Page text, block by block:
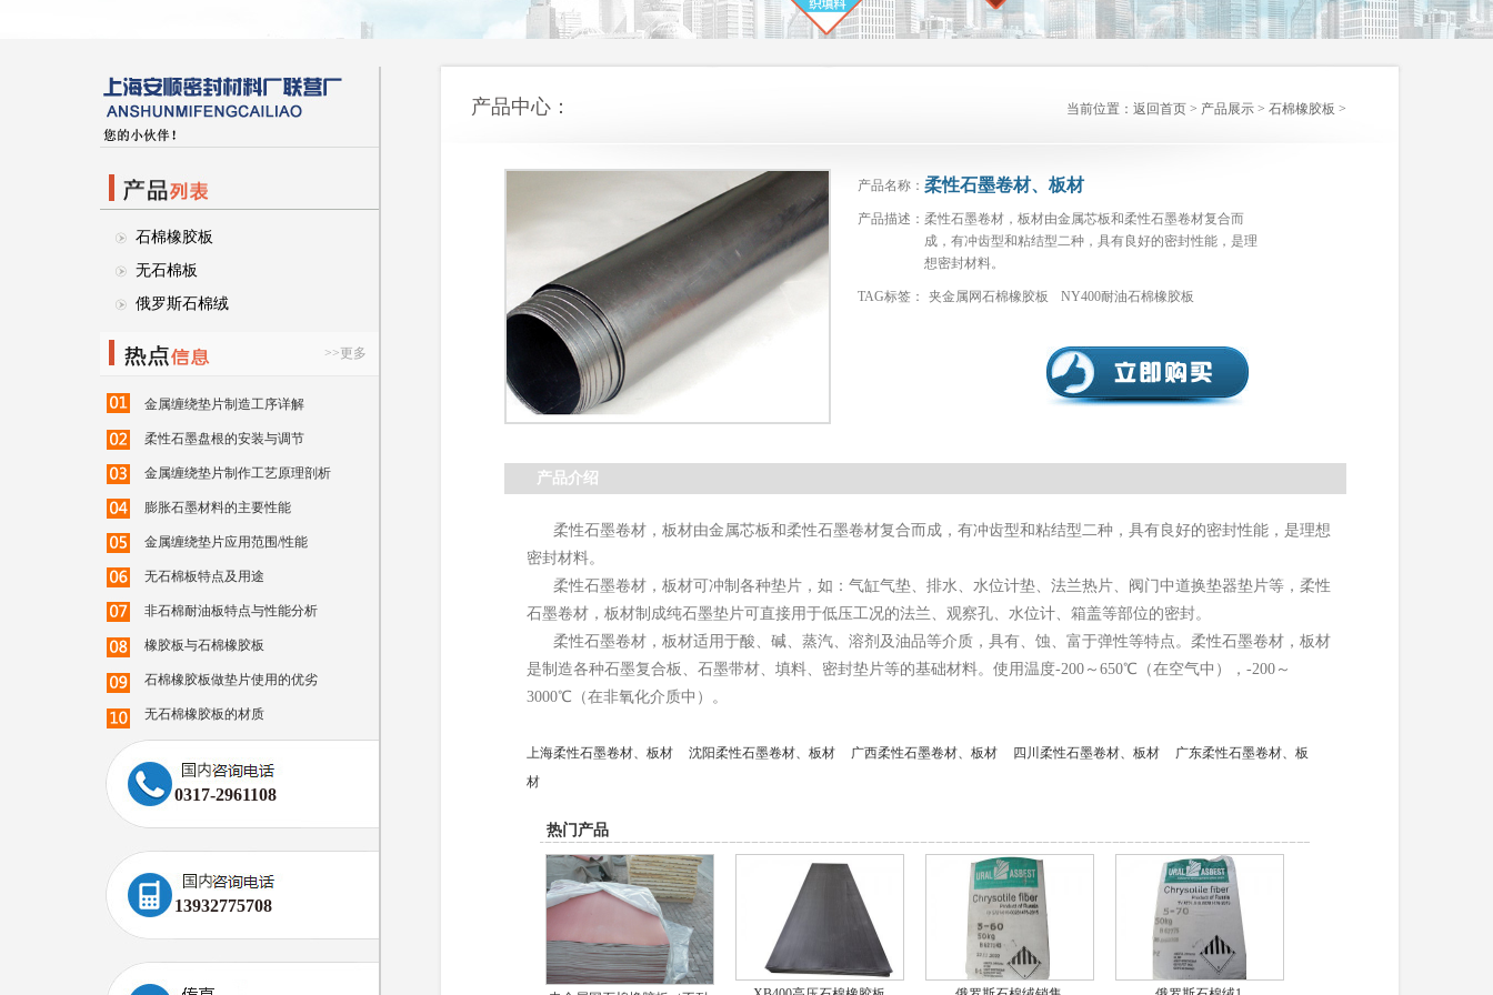
石棉橡胶板
无石棉板
俄罗斯石棉绒
>>更多
金属缠绕垫片制造工序详解
柔性石墨盘根的安装与调节
金属缠绕垫片制作工艺原理剖析
膨胀石墨材料的主要性能
金属缠绕垫片应用范围/性能
无石棉板特点及用途
非石棉耐油板特点与性能分析
橡胶板与石棉橡胶板
石棉橡胶板做垫片使用的优劣
无石棉橡胶板的材质
0317-2961108
13932775708
当前位置： 返回首页 > 产品展示 > 石棉橡胶板 >
产品中心：
产品名称： 柔性石墨卷材、板材
产品描述： 柔性石墨卷材，板材由金属芯板和柔性石墨卷材复合而
成，有冲齿型和粘结型二种，具有良好的密封性能，是理
想密封材料。
TAG标签： 夹金属网石棉橡胶板 NY400耐油石棉橡胶板
产品介绍
柔性石墨卷材，板材由金属芯板和柔性石墨卷材复合而成，有冲齿型和粘结型二种，具有良好的密封性能，是理想
密封材料。
柔性石墨卷材，板材可冲制各种垫片，如：气缸气垫、排水、水位计垫、法兰热片、阀门中道换垫器垫片等，柔性
石墨卷材，板材制成纯石墨垫片可直接用于低压工况的法兰、观察孔、水位计、箱盖等部位的密封。
柔性石墨卷材，板材适用于酸、碱、蒸汽、溶剂及油品等介质，具有、蚀、富于弹性等特点。柔性石墨卷材，板材
是制造各种石墨复合板、石墨带材、填料、密封垫片等的基础材料。使用温度-200～650℃（在空气中），-200～
3000℃（在非氧化介质中）。
上海柔性石墨卷材、板材 沈阳柔性石墨卷材、板材 广西柔性石墨卷材、板材 四川柔性石墨卷材、板材
广东柔性石墨卷材、板
材
热门产品